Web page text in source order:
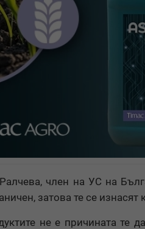
член на УС на
затова те се изнасят
не е причината те